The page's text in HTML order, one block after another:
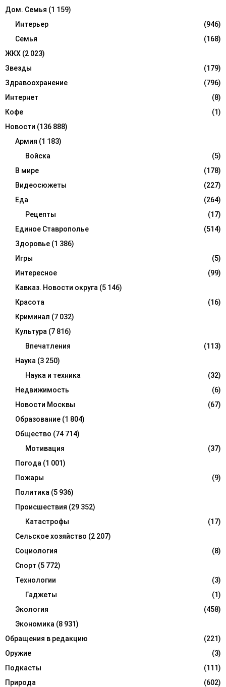
Дом. Семья (1 159)
Интерьер
(946)
Семья
(168)
ЖКХ (2 023)
Звезды
(179)
Здравоохранение
(796)
Интернет
(8)
Кофе
(1)
Новости (136 888)
Армия (1 183)
Войска
(5)
В мире
(178)
Видеосюжеты
(227)
Еда
(264)
Рецепты
(17)
Единое Ставрополье
(514)
Здоровье (1 386)
Игры
(5)
Интересное
(99)
Кавказ. Новости округа (5 146)
Красота
(16)
Криминал (7 032)
Культура (7 816)
Впечатления
(113)
Наука (3 250)
Наука и техника
(32)
Недвижимость
(6)
Новости Москвы
(67)
Образование (1 804)
Общество (74 714)
Мотивация
(37)
Погода (1 001)
Пожары
(9)
Политика (5 936)
Происшествия (29 352)
Катастрофы
(17)
Сельское хозяйство (2 207)
Социология
(8)
Спорт (5 772)
Технологии
(3)
Гаджеты
(1)
Экология
(458)
Экономика (8 931)
Обращения в редакцию
(221)
Оружие
(3)
Подкасты
(111)
Природа
(602)